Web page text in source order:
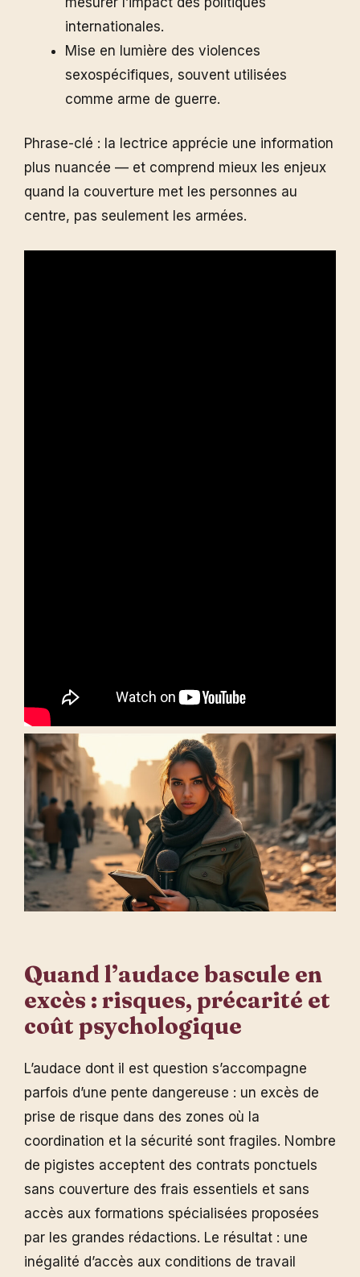
internationales.
Mise en lumière des violences
sexospécifiques, souvent utilisées
comme arme de guerre.
Phrase-clé : la lectrice apprécie une information
plus nuancée — et comprend mieux les enjeux
quand la couverture met les personnes au
centre, pas seulement les armées.
Quand l’audace bascule en
excès : risques, précarité et
coût psychologique
L’audace dont il est question s’accompagne
parfois d’une pente dangereuse : un excès de
prise de risque dans des zones où la
coordination et la sécurité sont fragiles. Nombre
de pigistes acceptent des contrats ponctuels
sans couverture des frais essentiels et sans
accès aux formations spécialisées proposées
par les grandes rédactions. Le résultat : une
inégalité d’accès aux conditions de travail